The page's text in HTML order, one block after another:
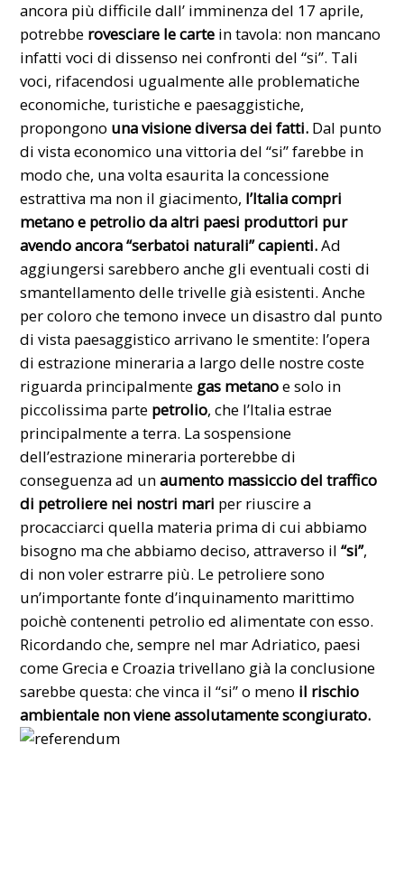
ancora più difficile dall’ imminenza del 17 aprile,
potrebbe rovesciare le carte in tavola: non mancano
infatti voci di dissenso nei confronti del “si”. Tali
voci, rifacendosi ugualmente alle problematiche
economiche, turistiche e paesaggistiche,
propongono una visione diversa dei fatti. Dal punto
di vista economico una vittoria del “si” farebbe in
modo che, una volta esaurita la concessione
estrattiva ma non il giacimento, l’Italia compri
metano e petrolio da altri paesi produttori pur
avendo ancora “serbatoi naturali” capienti.Ad
aggiungersi sarebbero anche gli eventuali costi di
smantellamento delle trivelle già esistenti. Anche
per coloro che temono invece un disastro dal punto
di vista paesaggistico arrivano le smentite: l’opera
di estrazione mineraria a largo delle nostre coste
riguarda principalmente gas metanoe solo in
piccolissima parte petrolio, che l’Italia estrae
principalmente a terra. La sospensione
dell’estrazione mineraria porterebbe di
conseguenza ad unaumento massiccio del traffico
di petroliere nei nostri mari per riuscire a
procacciarci quella materia prima di cui abbiamo
bisogno ma che abbiamo deciso, attraverso il“si”,
di non voler estrarre più. Le petroliere sono
un’importante fonte d’inquinamento marittimo
poichè contenenti petrolio ed alimentate con esso.
Ricordando che, sempre nel mar Adriatico, paesi
come Grecia e Croazia trivellano già la conclusione
sarebbe questa: che vinca il “si” o meno il rischio
ambientale non viene assolutamente scongiurato.